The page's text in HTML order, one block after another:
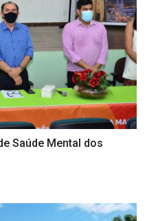
Saúde Mental dos